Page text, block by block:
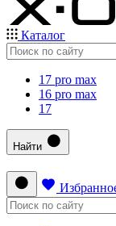
Каталог
17 pro max
16 pro max
17
Найти